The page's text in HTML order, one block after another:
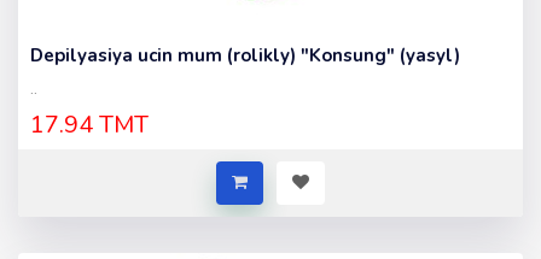
Depilyasiya ucin mum (rolikly) "Konsung" (yasyl)
..
17.94 TMT